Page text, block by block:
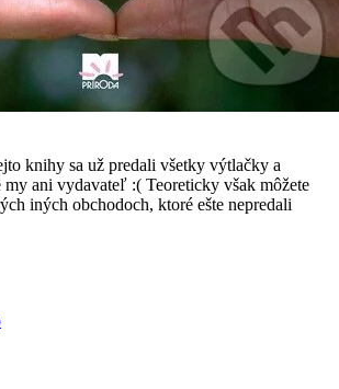
knihy sa už predali všetky výtlačky a
my ani vydavateľ :( Teoreticky však môžete
iných obchodoch, ktoré ešte nepredali